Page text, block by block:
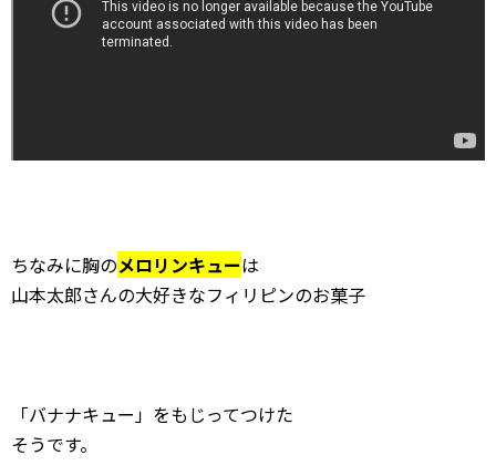
ちなみに胸のメロリンキューは
山本太郎さんの大好きなフィリピンのお菓子
「バナナキュー」をもじってつけた
そうです。